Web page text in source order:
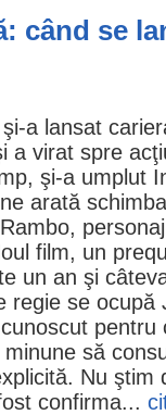
când se
şi-a lansat
a virat spre
şi-a umplut
arată
film, un
un an şi
regie se ocupă
să
Nu ştim
confirma...